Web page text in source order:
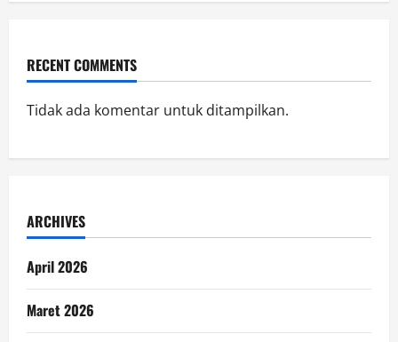
RECENT COMMENTS
Tidak ada komentar untuk ditampilkan.
ARCHIVES
April 2026
Maret 2026